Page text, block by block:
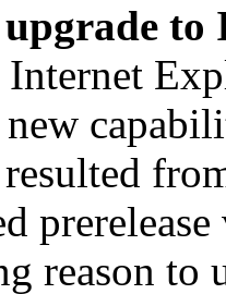
to
Internet
reason to